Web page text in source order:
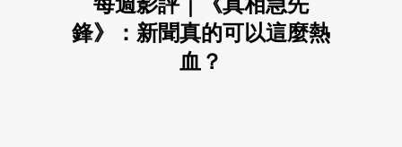
每週影評｜《真相急先
鋒》：新聞真的可以這麼熱
血？